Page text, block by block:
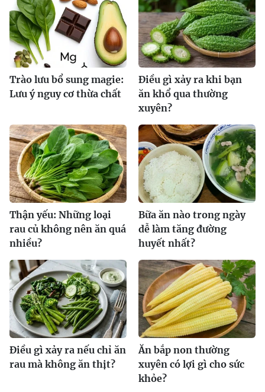
Trào lưu bổ sung magie:
Lưu ý nguy cơ thừa chất
Điều gì xảy ra khi bạn
ăn khổ qua thường
xuyên?
Thận yếu: Những loại
rau củ không nên ăn quá
nhiều?
Bữa ăn nào trong ngày
dễ làm tăng đường
huyết nhất?
Điều gì xảy ra nếu chỉ ăn
rau mà không ăn thịt?
Ăn bắp non thường
xuyên có lợi gì cho sức
khỏe?